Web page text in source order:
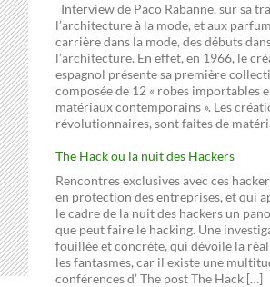
Interview de Paco Rabanne, sur sa
l’architecture à la mode, et aux
carrière dans la mode, des débuts
l’architecture. En effet, en 1966, le
espagnol présente sa première
composée de 12 « robes importables
matériaux contemporains ». Les
révolutionnaires, sont faites de
The Hack ou la nuit des Hackers
Rencontres exclusives avec ces
en protection des entreprises, et qui
le cadre de la nuit des hackers un
que peut faire le hacking. Une
fouillée et concrète, qui dévoile la
les fantasmes, car il existe une
conférences d’ The post The Hack […]